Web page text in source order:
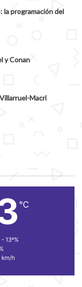
la programación del
y Conan
Macri
℃
- 13º%
km/h